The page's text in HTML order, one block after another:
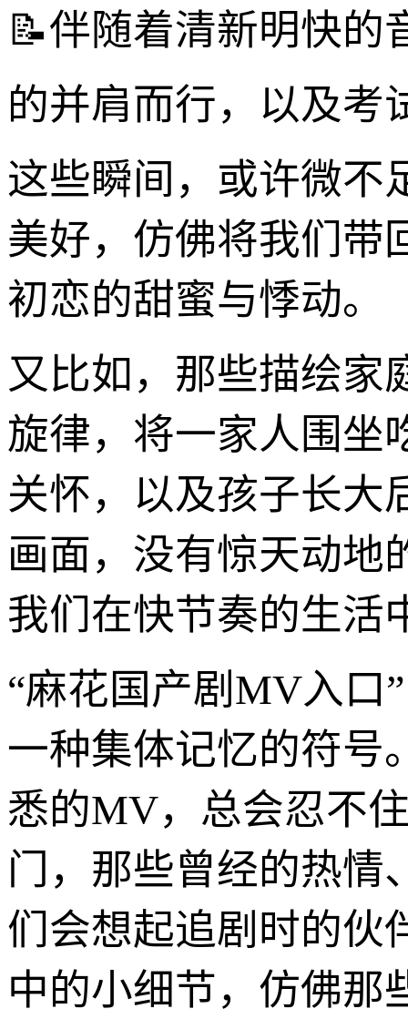
📝伴随着清新明快的
的并肩而行，以及考
这些瞬间，或许微不
美好，仿佛将我们带
初恋的甜蜜与悸动。
又比如，那些描绘家
旋律，将一家人围坐
关怀，以及孩子长大
画面，没有惊天动地
我们在快节奏的生活
“麻花国产剧MV入口
一种集体记忆的符号
悉的MV，总会忍不
门，那些曾经的热情
们会想起追剧时的伙
中的小细节，仿佛那